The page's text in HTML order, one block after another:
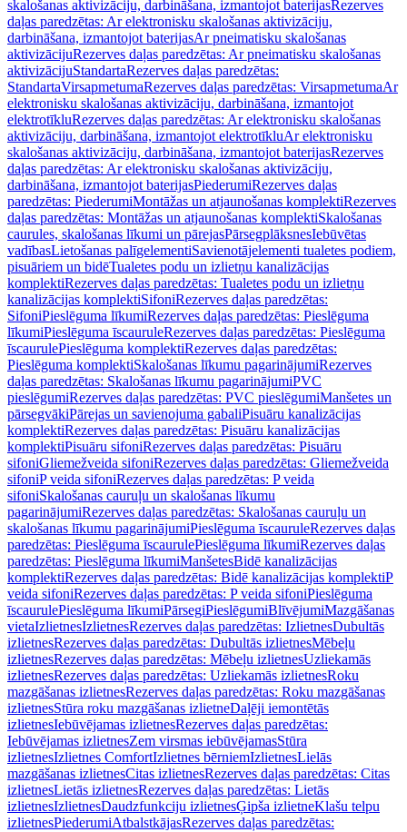
skalošanas aktivizāciju, darbināšana, izmantojot baterijasRezerves
daļas paredzētas: Ar elektronisku skalošanas aktivizāciju,
darbināšana, izmantojot baterijasAr pneimatisku skalošanas
aktivizācijuRezerves daļas paredzētas: Ar pneimatisku skalošanas
aktivizācijuStandartaRezerves daļas paredzētas:
StandartaVirsapmetumaRezerves daļas paredzētas: VirsapmetumaAr
elektronisku skalošanas aktivizāciju, darbināšana, izmantojot
elektrotīkluRezerves daļas paredzētas: Ar elektronisku skalošanas
aktivizāciju, darbināšana, izmantojot elektrotīkluAr elektronisku
skalošanas aktivizāciju, darbināšana, izmantojot baterijasRezerves
daļas paredzētas: Ar elektronisku skalošanas aktivizāciju,
darbināšana, izmantojot baterijasPiederumiRezerves daļas
paredzētas: PiederumiMontāžas un atjaunošanas komplektiRezerves
daļas paredzētas: Montāžas un atjaunošanas komplektiSkalošanas
caurules, skalošanas līkumi un pārejasPārsegplāksnesIebūvētas
vadībasLietošanas palīgelementiSavienotājelementi tualetes podiem,
pisuāriem un bidēTualetes podu un izlietņu kanalizācijas
komplektiRezerves daļas paredzētas: Tualetes podu un izlietņu
kanalizācijas komplektiSifoniRezerves daļas paredzētas:
SifoniPieslēguma līkumiRezerves daļas paredzētas: Pieslēguma
līkumiPieslēguma īscauruleRezerves daļas paredzētas: Pieslēguma
īscaurulePieslēguma komplektiRezerves daļas paredzētas:
Pieslēguma komplektiSkalošanas līkumu pagarinājumiRezerves
daļas paredzētas: Skalošanas līkumu pagarinājumiPVC
pieslēgumiRezerves daļas paredzētas: PVC pieslēgumiManšetes un
pārsegvākiPārejas un savienojuma gabaliPisuāru kanalizācijas
komplektiRezerves daļas paredzētas: Pisuāru kanalizācijas
komplektiPisuāru sifoniRezerves daļas paredzētas: Pisuāru
sifoniGliemežveida sifoniRezerves daļas paredzētas: Gliemežveida
sifoniP veida sifoniRezerves daļas paredzētas: P veida
sifoniSkalošanas cauruļu un skalošanas līkumu
pagarinājumiRezerves daļas paredzētas: Skalošanas cauruļu un
skalošanas līkumu pagarinājumiPieslēguma īscauruleRezerves daļas
paredzētas: Pieslēguma īscaurulePieslēguma līkumiRezerves daļas
paredzētas: Pieslēguma līkumiManšetesBidē kanalizācijas
komplektiRezerves daļas paredzētas: Bidē kanalizācijas komplektiP
veida sifoniRezerves daļas paredzētas: P veida sifoniPieslēguma
īscaurulePieslēguma līkumiPārsegiPieslēgumiBlīvējumiMazgāšanas
vietaIzlietnesIzlietnesRezerves daļas paredzētas: IzlietnesDubultās
izlietnesRezerves daļas paredzētas: Dubultās izlietnesMēbeļu
izlietnesRezerves daļas paredzētas: Mēbeļu izlietnesUzliekamās
izlietnesRezerves daļas paredzētas: Uzliekamās izlietnesRoku
mazgāšanas izlietnesRezerves daļas paredzētas: Roku mazgāšanas
izlietnesStūra roku mazgāšanas izlietneDaļēji iemontētās
izlietnesIebūvējamas izlietnesRezerves daļas paredzētas:
Iebūvējamas izlietnesZem virsmas iebūvējamasStūra
izlietnesIzlietnes ComfortIzlietnes bērniemIzlietnesLielās
mazgāšanas izlietnesCitas izlietnesRezerves daļas paredzētas: Citas
izlietnesLietās izlietnesRezerves daļas paredzētas: Lietās
izlietnesIzlietnesDaudzfunkciju izlietnesĢipša izlietneKlašu telpu
izlietnesPiederumiAtbalstkājasRezerves daļas paredzētas: